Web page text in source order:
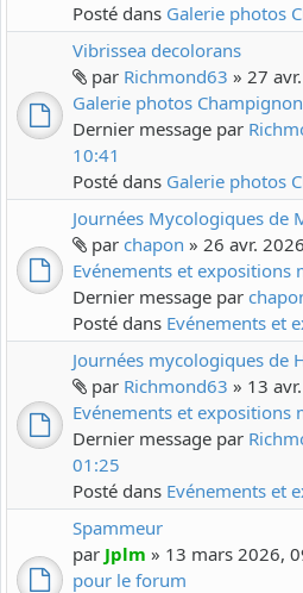
Posté dans Galerie photos
Vibrissea decolorans
par Richmond63 » 27
Galerie photos
Dernier message par
10:41
Posté dans Galerie photos
Journées Mycologiques de
par chapon » 26 avr.
Evénements et expositions
Dernier message par
Posté dans Evénements et
Journées mycologiques de
par Richmond63 » 13
Evénements et expositions
Dernier message par
01:25
Posté dans Evénements et
Spammeur
par Jplm » 13 mars 2026,
pour le forum